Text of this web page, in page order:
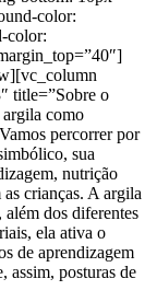
color:
color:
title=”Sobre o
como
percorrer por
sua
nutrição
crianças. A argila
dos diferentes
ela ativa o
de aprendizagem
assim, posturas de